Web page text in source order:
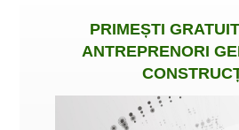
PRIMEȘTI GRATUIT
ANTREPRENORI